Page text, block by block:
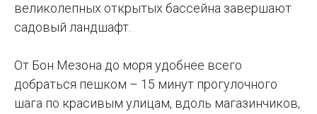
великолепных открытых бассейна завершают
садовый ландшафт.
От Бон Мезона до моря удобнее всего
добраться пешком – 15 минут прогулочного
шага по красивым улицам, вдоль магазинчиков,